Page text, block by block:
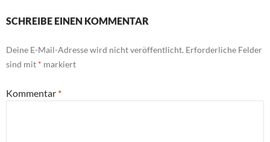
SCHREIBE EINEN KOMMENTAR
Deine E-Mail-Adresse wird nicht veröffentlicht. Erforderliche Felder
sind mit * markiert
Kommentar *